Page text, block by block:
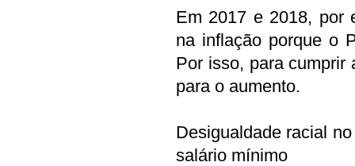
Em 2017 e 2018, por
na inflação porque o
Por isso, para cumprir
para o aumento.
Desigualdade racial
salário mínimo